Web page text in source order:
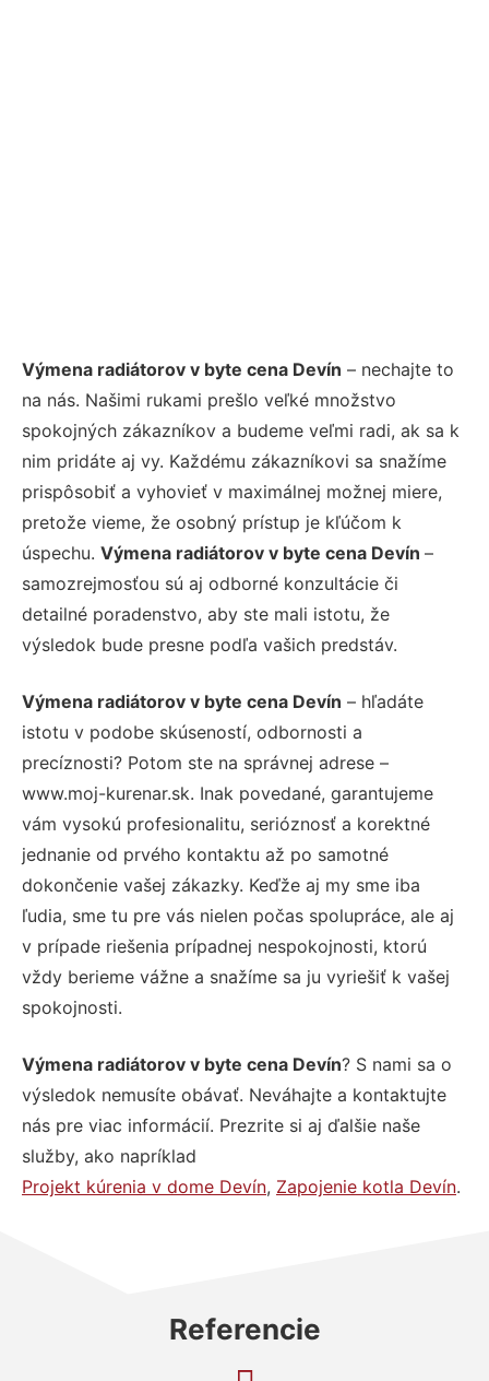
Výmena radiátorov v byte cena Devín – nechajte to
na nás. Našimi rukami prešlo veľké množstvo
spokojných zákazníkov a budeme veľmi radi, ak sa k
nim pridáte aj vy. Každému zákazníkovi sa snažíme
prispôsobiť a vyhovieť v maximálnej možnej miere,
pretože vieme, že osobný prístup je kľúčom k
úspechu. Výmena radiátorov v byte cena Devín –
samozrejmosťou sú aj odborné konzultácie či
detailné poradenstvo, aby ste mali istotu, že
výsledok bude presne podľa vašich predstáv.
Výmena radiátorov v byte cena Devín – hľadáte
istotu v podobe skúseností, odbornosti a
precíznosti? Potom ste na správnej adrese –
www.moj-kurenar.sk. Inak povedané, garantujeme
vám vysokú profesionalitu, serióznosť a korektné
jednanie od prvého kontaktu až po samotné
dokončenie vašej zákazky. Keďže aj my sme iba
ľudia, sme tu pre vás nielen počas spolupráce, ale aj
v prípade riešenia prípadnej nespokojnosti, ktorú
vždy berieme vážne a snažíme sa ju vyriešiť k vašej
spokojnosti.
Výmena radiátorov v byte cena Devín? S nami sa o
výsledok nemusíte obávať. Neváhajte a kontaktujte
nás pre viac informácií. Prezrite si aj ďalšie naše
služby, ako napríklad
Projekt kúrenia v dome Devín, Zapojenie kotla Devín.
Referencie